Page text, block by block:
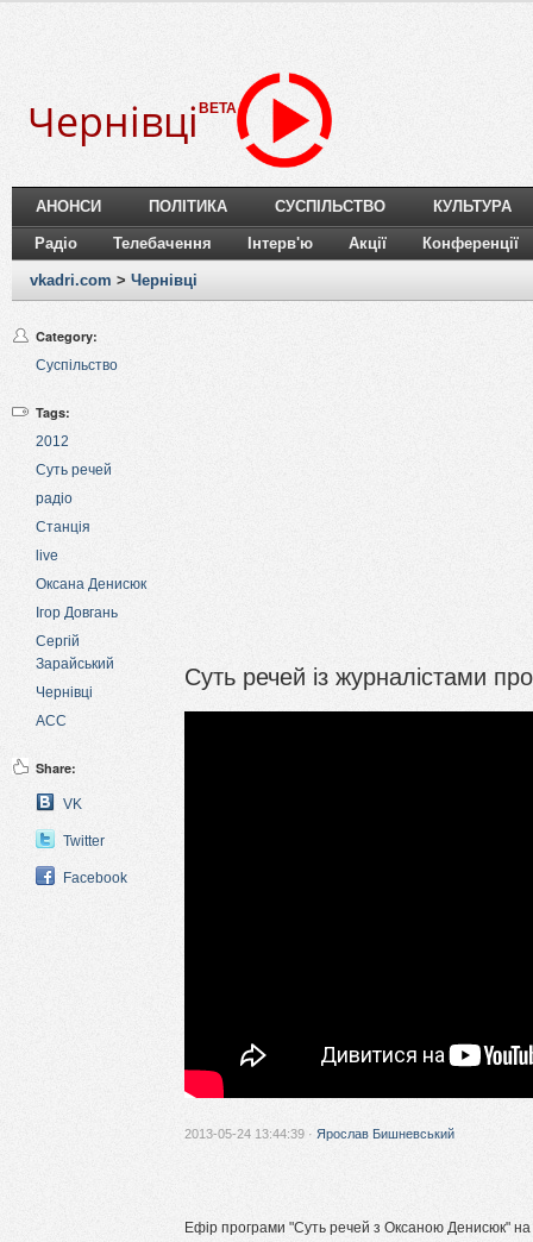
Чернівці BETA
АНОНСИ ПОЛІТИКА СУСПІЛЬСТВО КУЛЬТУРА
Радіо Телебачення Інтерв'ю Акції Конференції
vkadri.com > Чернівці
Category:
Суспільство
Tags:
2012
Суть речей
радіо
Станція
live
Оксана Денисюк
Ігор Довгань
Сергій
Зарайський
Чернівці
АСС
Share:
VK
Twitter
Facebook
Суть речей із журналістами
2013-05-24 13:44:39 · Ярослав Бишневський
Ефір програми "Суть речей з Оксаною Денисюк"